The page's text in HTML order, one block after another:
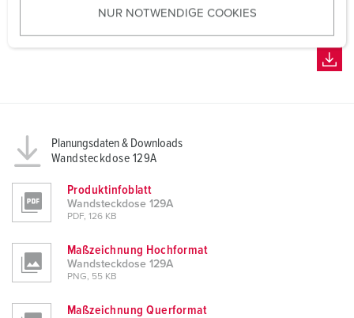
w
NUR NOTWENDIGE COOKIES
Planungsdaten & Downloads
Wandsteckdose 129A
Produktinfoblatt
Wandsteckdose 129A
PDF, 126 KB
Maßzeichnung Hochformat
Wandsteckdose 129A
PNG, 55 KB
Maßzeichnung Querformat